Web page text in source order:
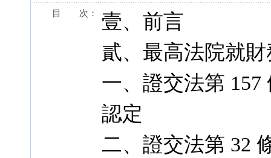
目 次：
壹、前言
貳、最高法院就
一、證交法第
認定
二、證交法第 32